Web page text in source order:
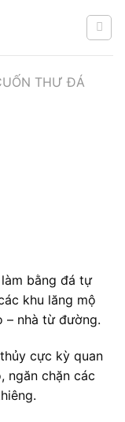
THƯ ĐÁ
bằng đá tự
khu lăng mộ
– nhà từ đường.
cực kỳ quan
ngăn chặn các